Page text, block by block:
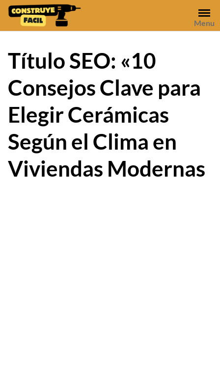
Skip
content
Menu
Título SEO: «10
Consejos Clave para
Elegir Cerámicas
Según el Clima en
Viviendas Modernas